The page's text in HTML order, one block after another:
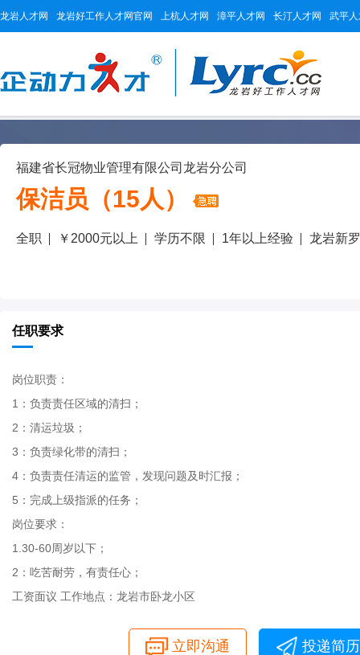
龙岩人才网 龙岩好工作人才网官网 上杭人才网 漳平人才网 长汀人才网 武平
福建省长冠物业管理有限公司龙岩分公司
保洁员（15人）
全职 ￥2000元以上 学历不限 1年以上经验 龙岩新
任职要求
岗位职责：
1：负责责任区域的清扫；
2：清运垃圾；
3：负责绿化带的清扫；
4：负责责任清运的监管，发现问题及时汇报；
5：完成上级指派的任务；
岗位要求：
1.30-60周岁以下；
2：吃苦耐劳，有责任心；
工资面议 工作地点：龙岩市卧龙小区
立即沟通 投递简历